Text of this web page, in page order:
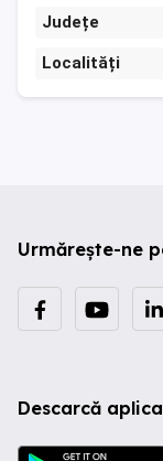
Județe
Localități
Urmărește-ne
Descarcă